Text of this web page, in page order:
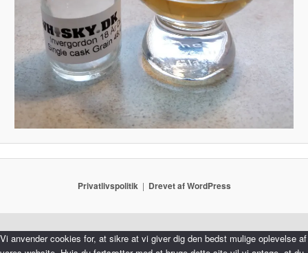
Privatlivspolitik Drevet af WordPress
Vi anvender cookies for, at sikre at vi giver dig den bedst mulige oplevelse af